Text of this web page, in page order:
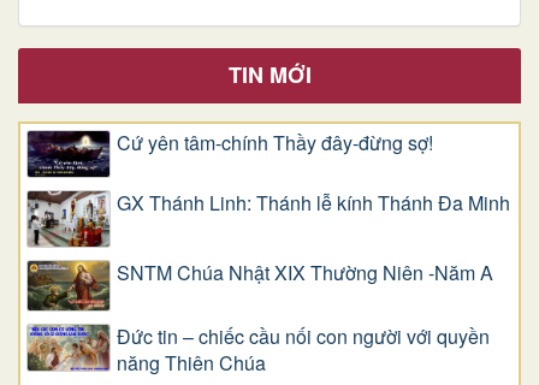
TIN MỚI
Cứ yên tâm-chính Thầy đây-đừng sợ!
GX Thánh Linh: Thánh lễ kính Thánh Đa Minh
SNTM Chúa Nhật XIX Thường Niên -Năm A
Đức tin – chiếc cầu nối con người với quyền
năng Thiên Chúa